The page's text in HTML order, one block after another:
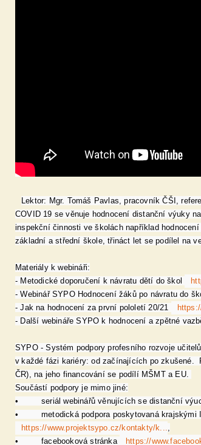
Lektor: Mgr. Tomáš Pavlas, pracovník ČŠI,
COVID 19 se věnuje hodnocení distanční výuky
inspekční činnosti ve školách například
základní a střední škole, třináct let se podílel na
Materiály k webináři:
- Metodické doporučení k návratu dětí do škol
- Webinář SYPO Hodnocení žáků po návratu do
- Jak na hodnocení za první pololetí 20/21
- Další webináře SYPO k hodnocení a zpětné
SYPO - Systém podpory profesního rozvoje
v každé fázi kariéry: od začínajících po zkušené.
ČR), na jeho financování se podílí MŠMT a EU.
Součástí podpory je mimo jiné:
•         seriál webinářů věnujících se distanční
•         metodická podpora poskytovaná
https://www.projektsypo.cz/kontakty/k...,
•         facebooková stránka
https://